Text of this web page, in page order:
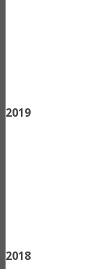
2019
2018